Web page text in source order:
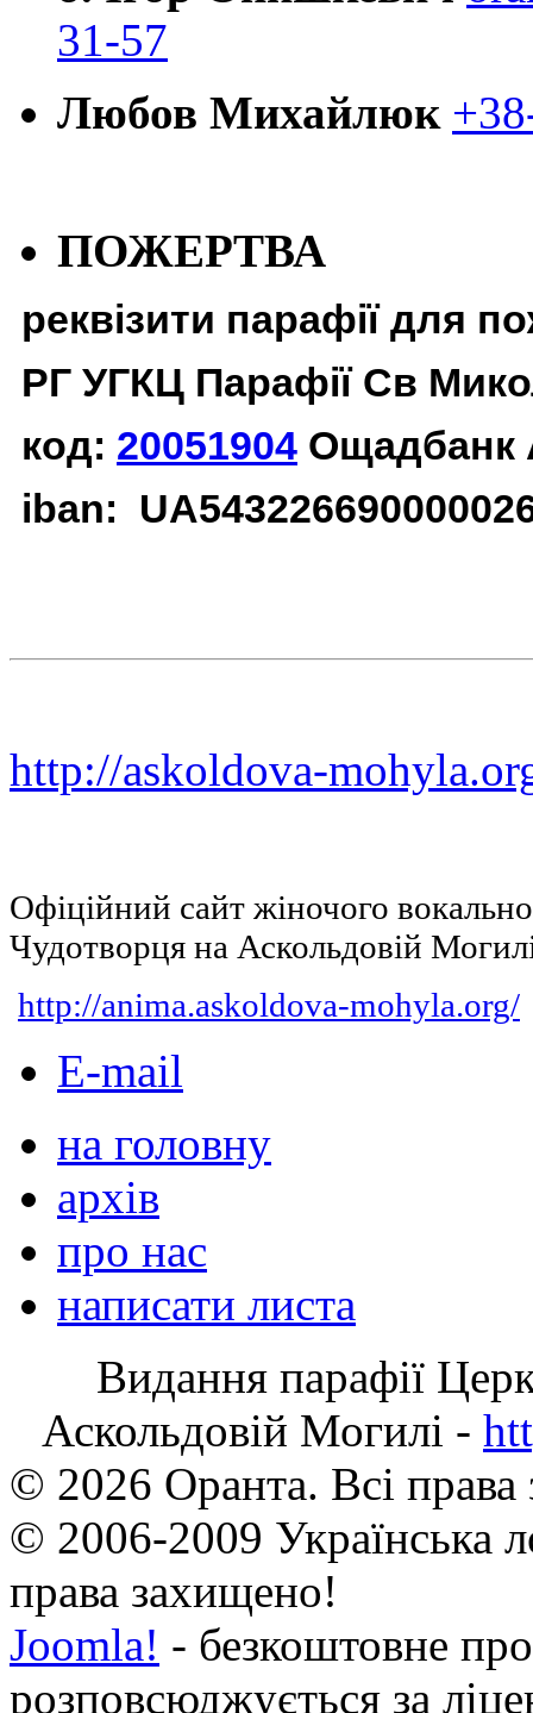
31-57
Любов Михайлюк
ПОЖЕРТВА
реквізити парафії для
РГ УГКЦ Парафії Св
код: 20051904 Ощадбанк
iban:
http://askoldova-
Офіційний сайт жіночого
Чудотворця на Аскольдовій
http://anima.askoldova-mohyla.org/
E-mail
на головну
архів
про нас
написати листа
Видання парафії
Аскольдовій Могилі -
© 2026 Оранта. Всі
© 2006-2009 Українська
права захищено!
Joomla! - безкоштовне
розповсюджується за